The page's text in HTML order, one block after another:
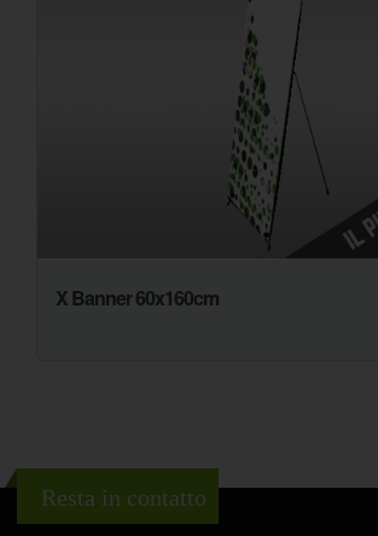
X Banner 60x160cm
Resta in contatto